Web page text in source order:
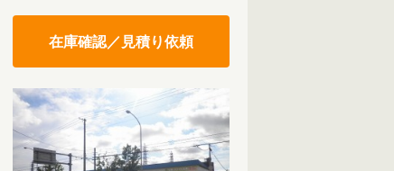
在庫確認／見積り依頼